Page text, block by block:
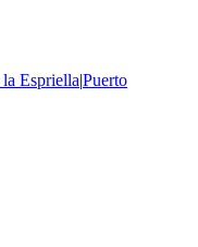
Espriella|Puerto